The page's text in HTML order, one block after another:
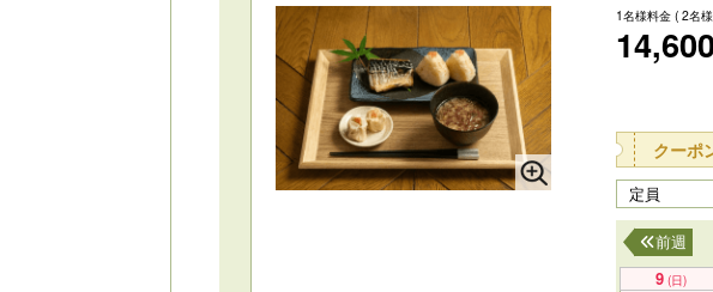
1名様料金 ( 2名
クーポ
定員
前週
9 (日)